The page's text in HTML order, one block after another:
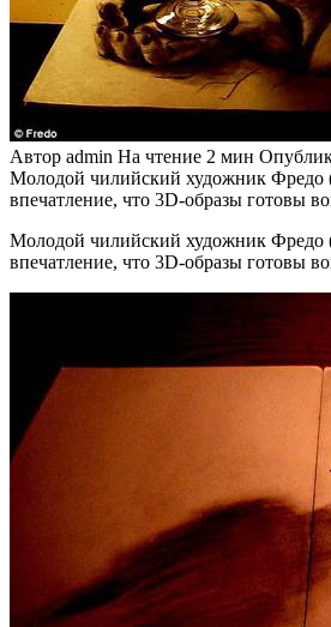
Автор admin На чтение 2 мин
Молодой чилийский художник Фредо
впечатление, что 3D-образы готовы
Молодой чилийский художник Фредо
впечатление, что 3D-образы готовы